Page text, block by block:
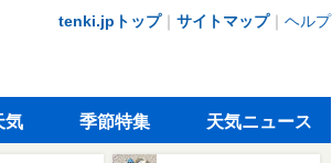
tenki.jpトップ｜ サイトマップ｜ ヘルプ
気 季節特集 天気ニュース